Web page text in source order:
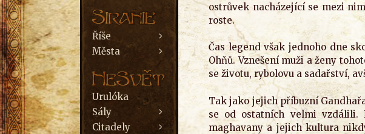
ostrůvek nacházející se mezi
roste.
Čas legend však jednoho dne
Ohňů. Vznešení muži a ženy
se životu, rybolovu a sadařství,
Tak jako jejich příbuzní
se od ostatních velmi vzdálili.
maghavany a jejich kultura
Říše
Města
Urulóka
Sály
Citadely